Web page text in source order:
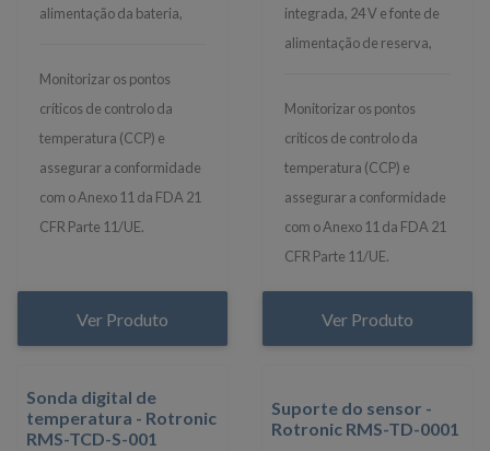
alimentação da bateria,
Monitorizar os pontos
críticos de controlo da
temperatura (CCP) e
assegurar a conformidade
com o Anexo 11 da FDA 21
CFR Parte 11/UE.
Ver Produto
integrada, 24 V e fonte de
alimentação de reserva,
Monitorizar os pontos
críticos de controlo da
temperatura (CCP) e
assegurar a conformidade
com o Anexo 11 da FDA 21
CFR Parte 11/UE.
Ver Produto
Sonda digital de
temperatura - Rotronic
RMS-TCD-S-001
Suporte do sensor -
Rotronic RMS-TD-0001